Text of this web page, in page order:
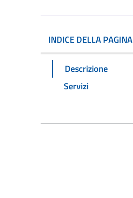
INDICE DELLA PAGINA
Descrizione
Servizi